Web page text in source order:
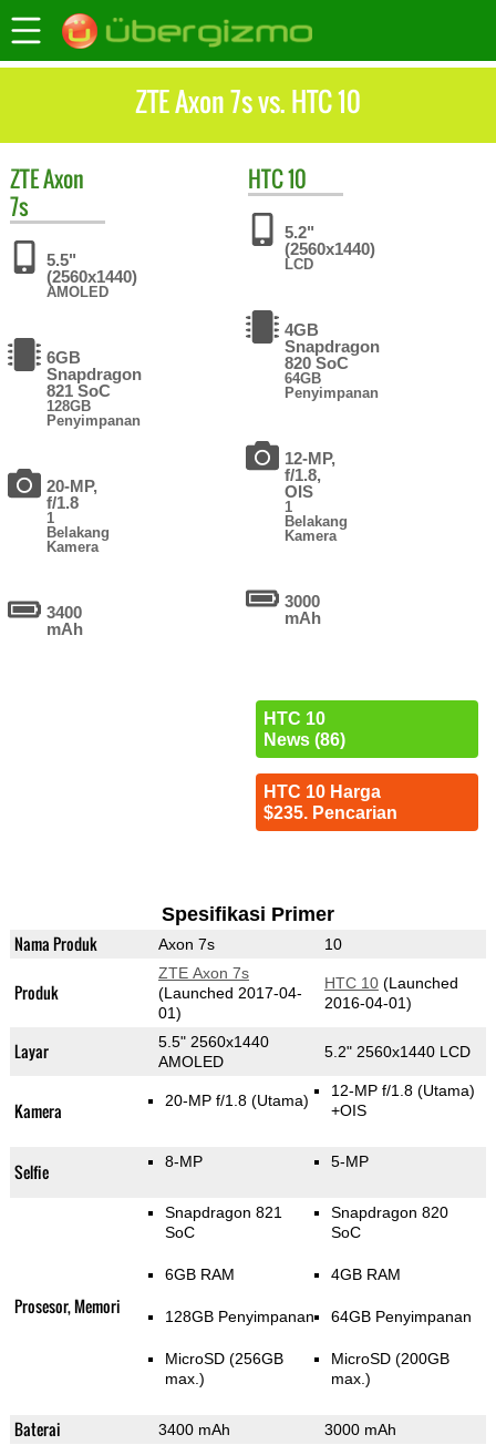
ZTE Axon 7s vs. HTC 10
ZTEAxon
7s
5.5"
(2560x1440)
AMOLED
6GB
Snapdragon
821 SoC
128GB
Penyimpanan
20-MP,
f/1.8
1
Belakang
Kamera
3400
mAh
HTC10
5.2"
(2560x1440)
LCD
4GB
Snapdragon
820 SoC
64GB
Penyimpanan
12-MP,
f/1.8,
OIS
1
Belakang
Kamera
3000
mAh
HTC 10
News (86)
HTC 10 Harga
$235. Pencarian
Spesifikasi Primer
Nama Produk Axon 7s 10
Produk
ZTE Axon 7s
(Launched 2017-04-
01)
HTC 10(Launched
2016-04-01)
Layar
5.5" 2560x1440
AMOLED
5.2" 2560x1440 LCD
Kamera 20-MP f/1.8 (Utama)
12-MP f/1.8 (Utama)
+OIS
Selfie 8-MP 5-MP
Prosesor, Memori
Snapdragon 821
SoC
6GB RAM
128GB Penyimpanan
MicroSD (256GB
max.)
Snapdragon 820
SoC
4GB RAM
64GB Penyimpanan
MicroSD (200GB
max.)
Baterai 3400 mAh 3000 mAh